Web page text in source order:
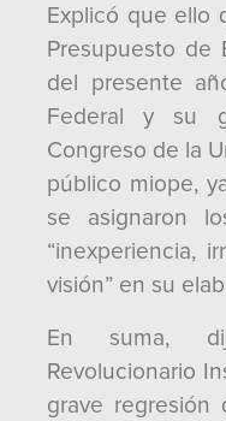
Explicó que ello
Presupuesto de
del presente
Federal y su
Congreso de la
público miope,
se asignaron
“inexperiencia,
visión” en su
En suma,
Revolucionario
grave regresión